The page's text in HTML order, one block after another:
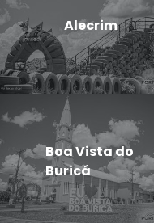
Alecrim
Boa Vista do
Buricá